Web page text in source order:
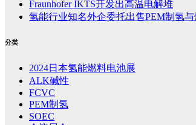
Fraunhofer IKTS开发出高温电解堆
氢能行业知名外企委托出售PEM制氢
分类
2024日本氢能燃料电池展
ALK碱性
FCVC
PEM制氢
SOEC